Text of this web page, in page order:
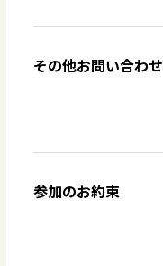
その他お問い合わせ
参加のお約束